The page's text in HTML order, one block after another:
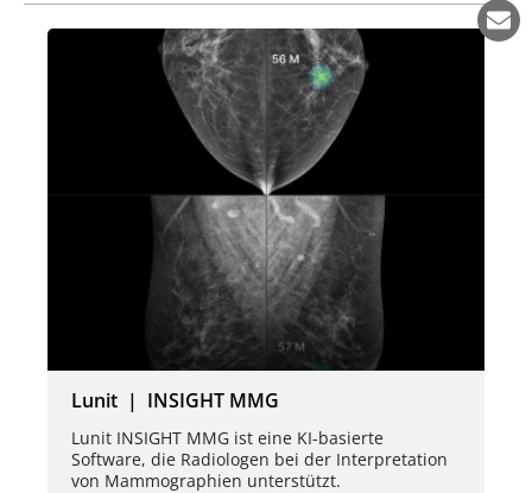
Lunit | INSIGHT MMG
Lunit INSIGHT MMG ist eine KI-basierte
Software, die Radiologen bei der Interpretation
von Mammographien unterstützt.